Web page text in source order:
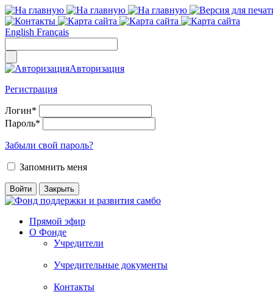
English Français
Авторизация
Регистрация
Логин*
Пароль*
Забыли свой пароль?
Запомнить меня
Прямой эфир
О Фонде
Учредители
Учредительные документы
Контакты